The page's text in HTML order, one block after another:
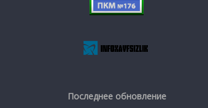
Последнее обновление